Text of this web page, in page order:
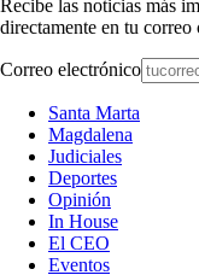
Recibe las noticias más
directamente en tu correo
Correo electrónico
Santa Marta
Magdalena
Judiciales
Deportes
Opinión
In House
El CEO
Eventos